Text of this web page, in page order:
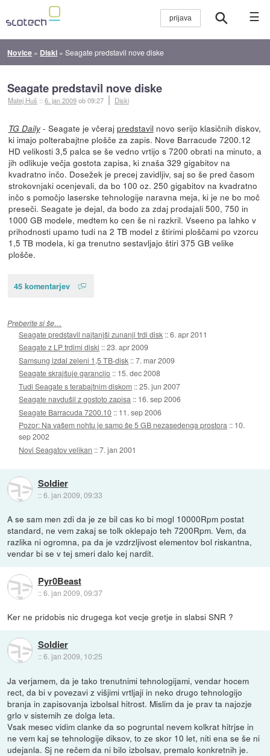
☰
Novice » Diski »Seagate predstavil nove diske
Seagate predstavil nove diske
Matej Huš ::6. jan 2009ob 09:27 Diski
TG Daily- Seagate je včeraj predstavil novo serijo klasičnih diskov,
ki imajo polterabajtne plošče za zapis. Nove Barracude 7200.12
HD velikosti 3,5 palca se še vedno vrtijo s 7200 obrati na minuto, a
jih odlikuje večja gostota zapisa, ki znaša 329 gigabitov na
kvadratno inčo. Dosežek je precej zavidljiv, saj so še pred časom
strokovnjaki ocenjevali, da bo 100 oz. 250 gigabitov na kvadratno
inčo s pomočjo laserske tehnologije naravna meja, ki je ne bo moč
preseči. Seagate je dejal, da bodo za zdaj prodajali 500, 750 in
1000 GB modele, medtem ko cen še ni razkril. Vseeno pa lahko v
prihodnosti upamo tudi na 2 TB model z štirimi ploščami po vzorcu
1,5 TB modela, ki ga trenutno sestavljajo štiri 375 GB velike
plošče.
45 komentarjev
Preberite si še…
Seagate predstavil najtanjši zunanji trdi disk ::6. apr 2011
Seagate z LP trdimi diski ::23. apr 2009
Samsung izdal zeleni 1,5 TB-disk ::7. mar 2009
Seagate skrajšuje garancijo :: 15. dec 2008
Tudi Seagate s terabajtnim diskom ::25. jun 2007
Seagate navdušil z gostoto zapisa :: 16. sep 2006
Seagate Barracuda 7200.10 :: 11. sep 2006
Pozor: Na vašem nohtu je samo še 5 GB nezasedenga prostora :: 10.
sep 2002
Novi Seagatov velikan ::7. jan 2001
Soldier
::6. jan 2009, 09:33
A se sam men zdi da je ze bil cas ko bi mogl 10000Rpm postat
standard, ne vem zakaj se tolk oklepajo teh 7200Rpm. Vem, da
razlika ni ogromna, pa da je vzdrzljivost elementov bol riskantna,
vendar bi se v tej smeri dalo kej nardit.
Pyr0Beast
::6. jan 2009, 09:37
Ker ne pridobis nic drugega kot vecje gretje in slabsi SNR ?
Soldier
::6. jan 2009, 10:25
Ja verjamem, da je tako trenutnimi tehnologijami, vendar hocem
rect, da bi v povezavi z višjimi vrtljaji in neko drugo tehnologijo
branja in zapisovanja izbolsal hitrost. Mislim da je prav ta najozje
grlo v sistemih ze dolga leta.
Vsak mesec vidim clanke da so pogruntal nevem kolkrat hitrjse in
ne vem kaj se tehnologije diksov, to ze skor 10 let, niti ena se še ni
udejanla. Sj ne rečem da ni bilo izbolsav, premalo konkretnih je.